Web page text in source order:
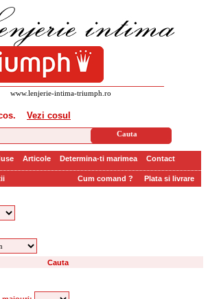
www.lenjerie-intima-triumph.ro
Vezi cosul
Articole Determina-ti marimea Contact
Cum comand ? Plata si livrare